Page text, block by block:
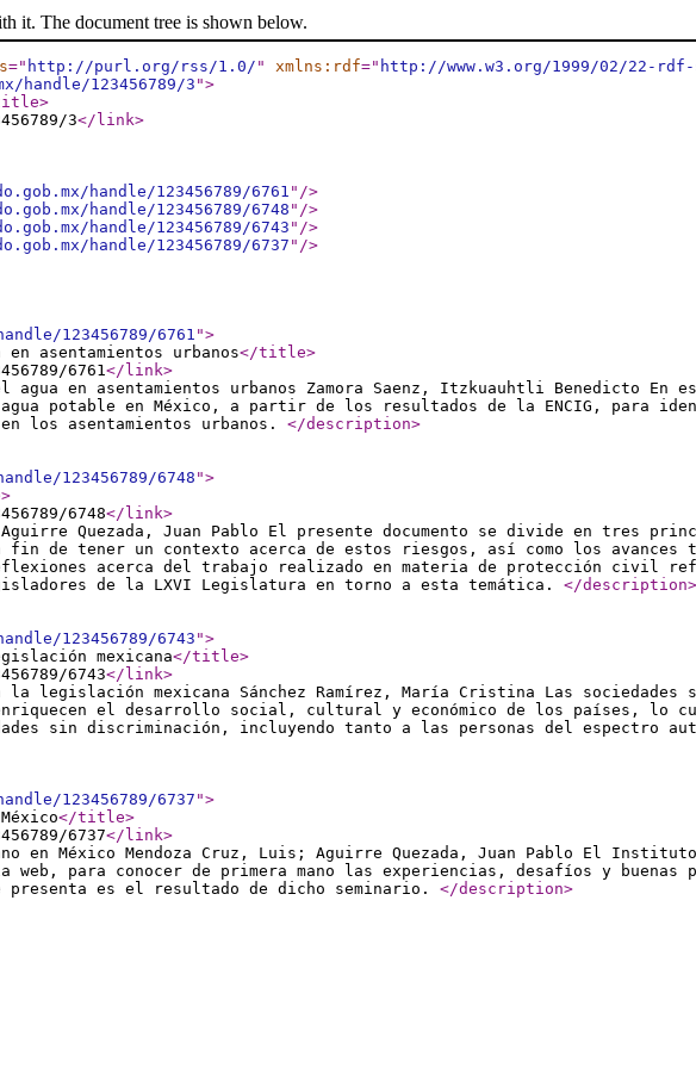
it. The document tree is shown below.
=" http://purl.org/rss/1.0/ " xmlns:rdf=" http://www.w3.org/1999/02/22-rdf-
123456789/3 ">
>
3</link>
handle/123456789/6761" />
handle/123456789/6748" />
handle/123456789/6743" />
handle/123456789/6737" />
123456789/6761">
asentamientos urbanos</title>
6761</link>
en asentamientos urbanos Zamora Saenz, Itzkuauhtli Benedicto En
potable en México, a partir de los resultados de la ENCIG, para
los asentamientos urbanos. </description>
123456789/6748">
>
6748</link>
Quezada, Juan Pablo El presente documento se divide en tres
de tener un contexto acerca de estos riesgos, así como los avances
acerca del trabajo realizado en materia de protección civil
de la LXVI Legislatura en torno a esta temática. </description>
123456789/6743">
mexicana</title>
6743</link>
la legislación mexicana Sánchez Ramírez, María Cristina Las
el desarrollo social, cultural y económico de los países, lo
sin discriminación, incluyendo tanto a las personas del espectro
123456789/6737">
</title>
6737</link>
en México Mendoza Cruz, Luis; Aguirre Quezada, Juan Pablo El
para conocer de primera mano las experiencias, desafíos y buenas
presenta es el resultado de dicho seminario. </description>